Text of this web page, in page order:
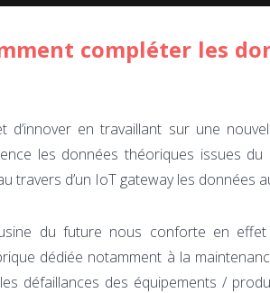
compléter les
en travaillant sur une
les données théoriques issues
travers d’un IoT gateway les données
du future nous conforte en
dédiée notamment à la
défaillances des équipements /